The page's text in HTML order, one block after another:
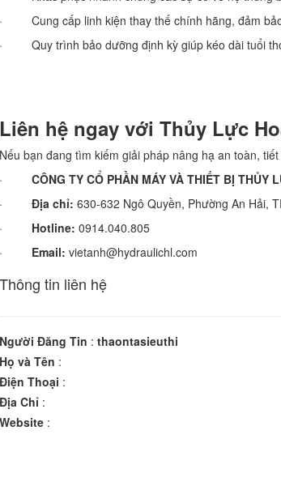
· Cung cấp linh kiện thay thế chính hãng, đảm
· Quy trình bảo dưỡng định kỳ giúp kéo dài tuổi
Liên hệ ngay với Thủy Lực
Nếu bạn đang tìm kiếm giải pháp nâng hạ an toàn,
· CÔNG TY CỔ PHẦN MÁY VÀ THIẾT BỊ THỦY
· Địa chỉ: 630-632 Ngô Quyền, Phường An Hải,
· Hotline: 0914.040.805
· Email: vietanh@hydraulichl.com
Thông tin liên hệ
Người Đăng Tin : thaontasieuthi
Họ và Tên :
Điện Thoại :
Địa Chỉ :
Website :